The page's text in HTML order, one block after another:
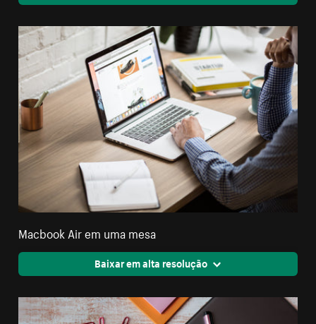
Macbook Air em uma mesa
Baixar em alta resolução